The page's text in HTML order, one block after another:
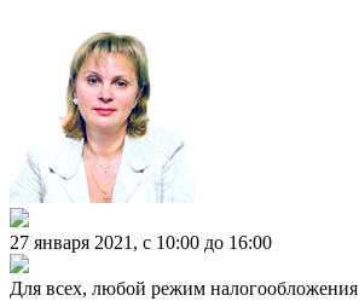
27 января 2021, c 10:00 до 16:00
Для всех, любой режим налогообложения